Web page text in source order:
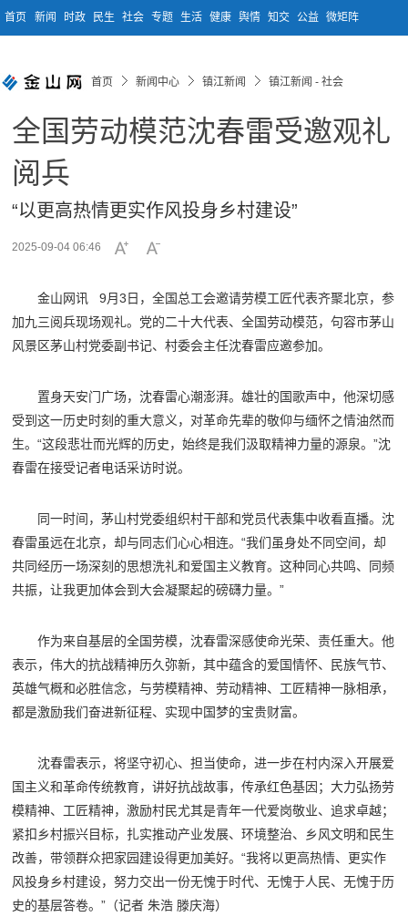
首页 新闻 时政 民生 社会 专题 生活 健康 舆情 知交 公益 微矩阵
首页 新闻中心 镇江新闻 镇江新闻 - 社会
全国劳动模范沈春雷受邀观礼
阅兵
“以更高热情更实作风投身乡村建设”
2025-09-04 06:46
金山网讯 9月3日，全国总工会邀请劳模工匠代表齐聚北京，参
加九三阅兵现场观礼。党的二十大代表、全国劳动模范，句容市茅山
风景区茅山村党委副书记、村委会主任沈春雷应邀参加。
置身天安门广场，沈春雷心潮澎湃。雄壮的国歌声中，他深切感
受到这一历史时刻的重大意义，对革命先辈的敬仰与缅怀之情油然而
生。“这段悲壮而光辉的历史，始终是我们汲取精神力量的源泉。”沈
春雷在接受记者电话采访时说。
同一时间，茅山村党委组织村干部和党员代表集中收看直播。沈
春雷虽远在北京，却与同志们心心相连。“我们虽身处不同空间，却
共同经历一场深刻的思想洗礼和爱国主义教育。这种同心共鸣、同频
共振，让我更加体会到大会凝聚起的磅礴力量。”
作为来自基层的全国劳模，沈春雷深感使命光荣、责任重大。他
表示，伟大的抗战精神历久弥新，其中蕴含的爱国情怀、民族气节、
英雄气概和必胜信念，与劳模精神、劳动精神、工匠精神一脉相承，
都是激励我们奋进新征程、实现中国梦的宝贵财富。
沈春雷表示，将坚守初心、担当使命，进一步在村内深入开展爱
国主义和革命传统教育，讲好抗战故事，传承红色基因；大力弘扬劳
模精神、工匠精神，激励村民尤其是青年一代爱岗敬业、追求卓越；
紧扣乡村振兴目标，扎实推动产业发展、环境整治、乡风文明和民生
改善，带领群众把家园建设得更加美好。“我将以更高热情、更实作
风投身乡村建设，努力交出一份无愧于时代、无愧于人民、无愧于历
史的基层答卷。”（记者 朱浩 滕庆海）